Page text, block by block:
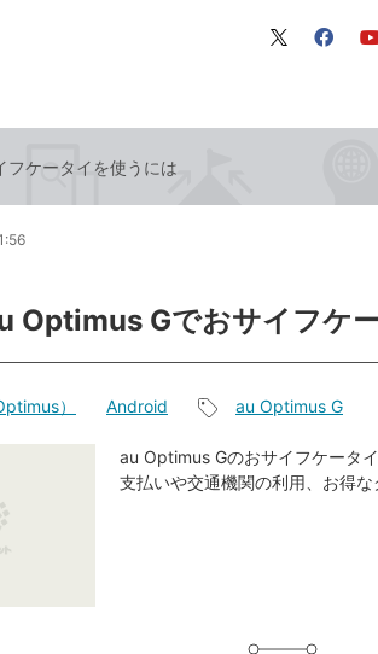
X（旧
ケータイを使うには
Optimus Gでおサイフケ
） Android
事
タ
au Optimus G
au Optimus Gのおサイフケータ
支払いや交通機関の利用、お得な